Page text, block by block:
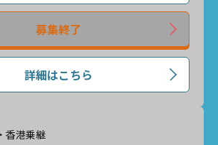
募集終了
詳細はこちら
香港乗継